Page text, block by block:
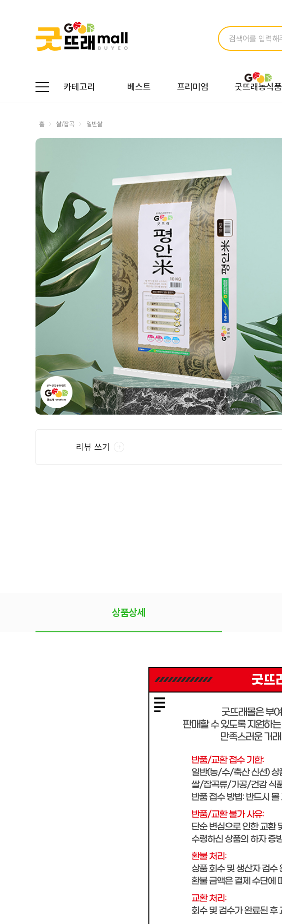
카테고리 베스트 프리미엄 굿뜨래농식품
홈 쌀/잡곡 일반쌀
리뷰 쓰기
상품상세